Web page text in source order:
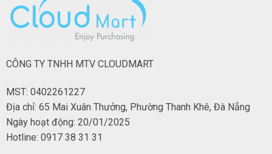
CÔNG TY TNHH MTV CLOUDMART
MST: 0402261227
Địa chỉ: 65 Mai Xuân Thưởng, Phường Thanh Khê, Đà Nẵng
Ngày hoạt động: 20/01/2025
Hotline: 0917 38 31 31